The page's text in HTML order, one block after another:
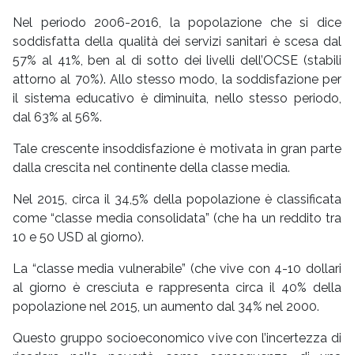
Nel periodo 2006-2016, la popolazione che si dice
soddisfatta della qualità dei servizi sanitari è scesa dal
57% al 41%, ben al di sotto dei livelli dell’OCSE (stabili
attorno al 70%). Allo stesso modo, la soddisfazione per
il sistema educativo è diminuita, nello stesso periodo,
dal 63% al 56%.
Tale crescente insoddisfazione è motivata in gran parte
dalla crescita nel continente della classe media.
Nel 2015, circa il 34,5% della popolazione è classificata
come “classe media consolidata” (che ha un reddito tra
10 e 50 USD al giorno).
La “classe media vulnerabile” (che vive con 4-10 dollari
al giorno è cresciuta e rappresenta circa il 40% della
popolazione nel 2015, un aumento dal 34% nel 2000.
Questo gruppo socioeconomico vive con l’incertezza di